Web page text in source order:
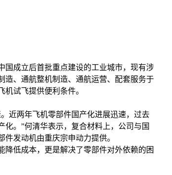
成立后首批重点建设的工业城市，现有涉
造、通航整机制造、通航运营、配套服务于
试飞提供便利条件。
两年飞机零部件国产化进展迅速，过去
。”何清华表示，复合材料上，公司与国
发动机由重庆宗申动力提供。
低成本，更是解决了零部件对外依赖的困